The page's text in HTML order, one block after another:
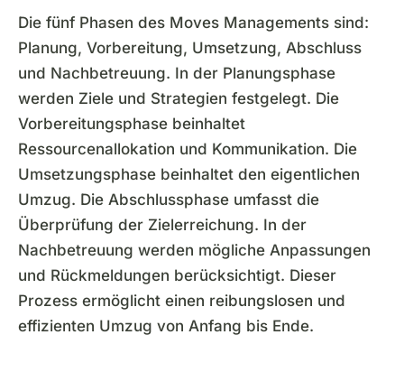
Die fünf Phasen des Moves Managements sind:
Planung, Vorbereitung, Umsetzung, Abschluss
und Nachbetreuung. In der Planungsphase
werden Ziele und Strategien festgelegt. Die
Vorbereitungsphase beinhaltet
Ressourcenallokation und Kommunikation. Die
Umsetzungsphase beinhaltet den eigentlichen
Umzug. Die Abschlussphase umfasst die
Überprüfung der Zielerreichung. In der
Nachbetreuung werden mögliche Anpassungen
und Rückmeldungen berücksichtigt. Dieser
Prozess ermöglicht einen reibungslosen und
effizienten Umzug von Anfang bis Ende.